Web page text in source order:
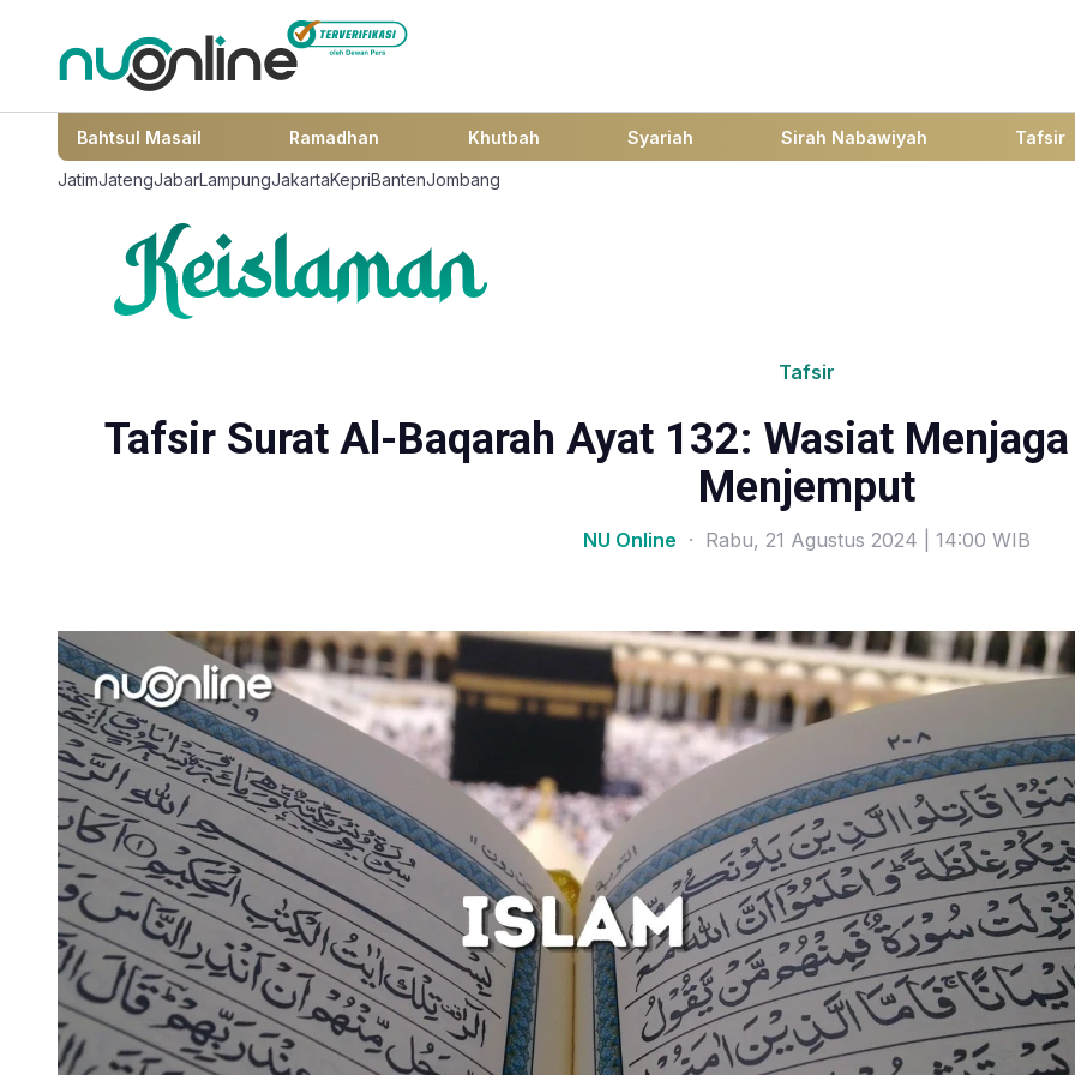
Bahtsul Masail Ramadhan Khutbah Syariah Sirah Nabawiyah Tafsir
JatimJatengJabarLampungJakartaKepriBantenJombang
Tafsir
Tafsir Surat Al-Baqarah Ayat 132: Wasiat
Menjemput
NU Online · Rabu, 21 Agustus 2024 | 14:00 WIB